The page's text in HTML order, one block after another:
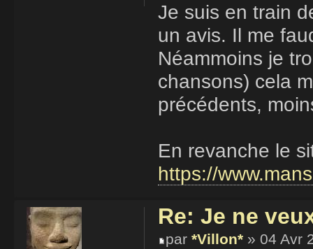
Je suis en train
un avis. Il me
Néammoins je
chansons) cela
précédents,
En revanche le
https://
Re: Je ne
par *Villon* » 04 Avr